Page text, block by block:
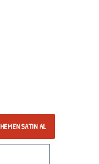
HEMEN SATIN AL